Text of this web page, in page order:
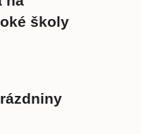
školy